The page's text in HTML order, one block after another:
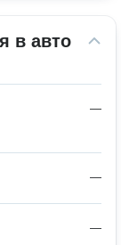
в авто
—
—
—